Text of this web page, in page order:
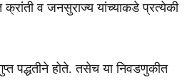
क्रांती व जनसुराज्य यांच्याकडे प्रत्येकी
पद्धतीने होते. तसेच या निवडणुकीत